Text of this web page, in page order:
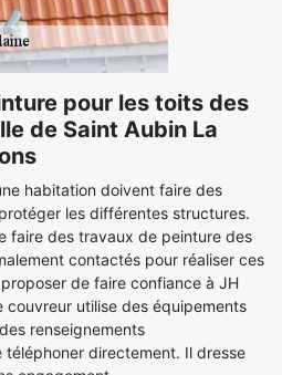
pour les toits des
de Saint Aubin La
habitation doivent faire des
les différentes structures.
faire des travaux de peinture des
contactés pour réaliser ces
de faire confiance à JH
couvreur utilise des équipements
renseignements
téléphoner directement. Il dresse